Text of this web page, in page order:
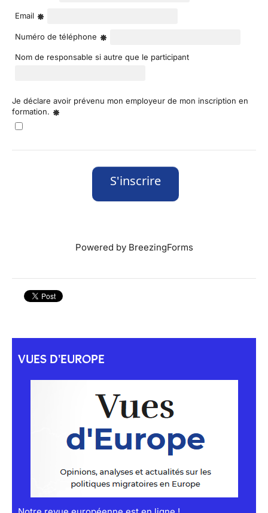
Email
Numéro de téléphone
Nom de responsable si autre que le participant
Je déclare avoir prévenu mon employeur de mon inscription en
formation.
S'inscrire
Powered by BreezingForms
VUES D'EUROPE